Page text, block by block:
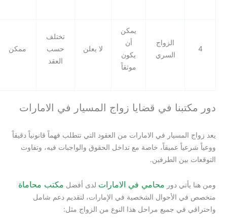
أن
يكون
لا يعلن
حسب
ممكن
يرفضه
في قضايا زواج المسيار في الامارات
في الامارات من العقود التي تتطلب فهماً قانونياً دقيقاً
عميقاً، خاصة مع تداخل الحقوق والواجبات فيه، وتفاوت
الطرفين.
دورمحامي في الاماراتلدى أفضلمكتب محاماة
الشخصية في الإمارات، لتقديم دعم شامل
في جميع مراحل هذا النوع من الزواج مثل: